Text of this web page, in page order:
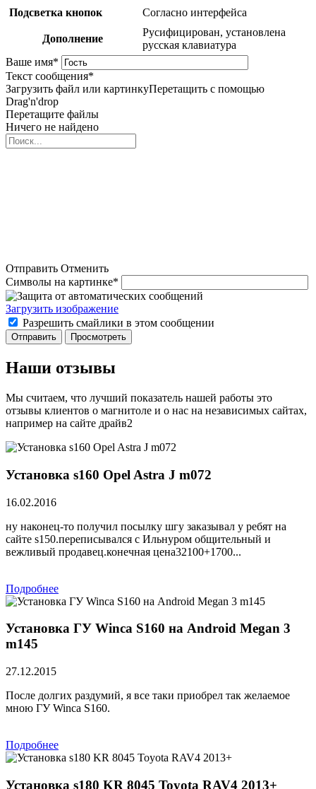
Подсветка кнопок Согласно интерфейса
Дополнение
Русифицирован, установлена
русская клавиатура
Ваше имя*
Текст сообщения*
Загрузить файл или картинкуПеретащить с помощью
Drag'n'drop
Перетащите файлы
Ничего не найдено
Отправить Отменить
Символы на картинке*
Загрузить изображение
Разрешить смайлики в этом сообщении
Наши отзывы
Мы считаем, что лучший показатель нашей работы это
отзывы клиентов о магнитоле и о нас на независимых сайтах,
например на сайте драйв2
Установка s160 Opel Astra J m072
16.02.2016
ну наконец-то получил посылку шгу заказывал у ребят на
сайте s150.переписывался с Ильнуром общительный и
вежливый продавец.конечная цена32100+1700...
Подробнее
Установка ГУ Winca S160 на Android Megan 3
m145
27.12.2015
После долгих раздумий, я все таки приобрел так желаемое
мною ГУ Winca S160.
Подробнее
Установка s180 KR 8045 Toyota RAV4 2013+